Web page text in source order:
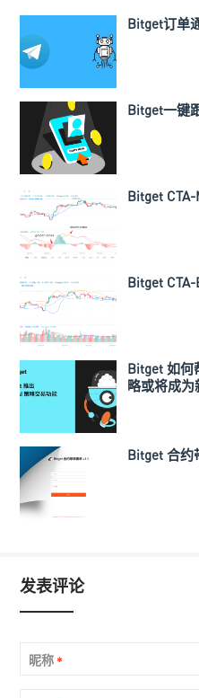
Bitget订单
Bitget一键
Bitget
Bitget
Bitget 如何
略或将成为
Bitget 合约
发表评论
昵称 *